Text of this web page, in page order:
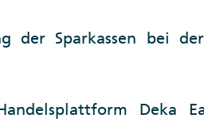
der Sparkassen bei
Deka